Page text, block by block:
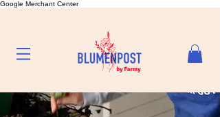
Google Merchant Center